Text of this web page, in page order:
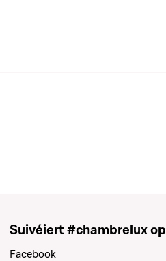
Suivéiert #chambrelux op
Facebook